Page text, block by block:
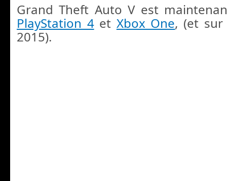
Grand Theft Auto V est
PlayStation 4et Xbox One, (et
2015).